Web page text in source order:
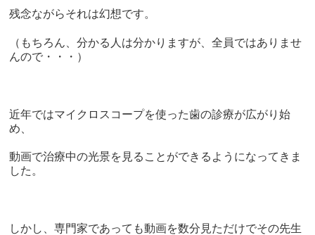
残念ながらそれは幻想です。
（もちろん、分かる人は分かりますが、全員ではありませ
んので・・・）
近年ではマイクロスコープを使った歯の診療が広がり始
め、
動画で治療中の光景を見ることができるようになってきま
した。
しかし、専門家であっても動画を数分見ただけでその先生